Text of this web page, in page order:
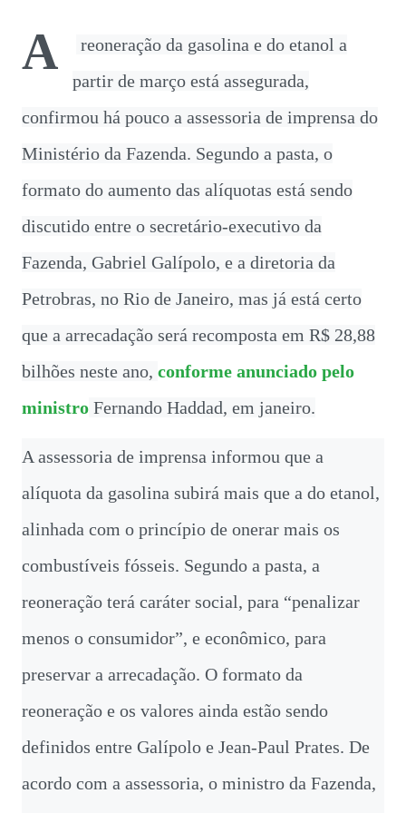
A
reoneração da gasolina e do etanol a
partir de março está assegurada,
confirmou há pouco a assessoria de imprensa do
Ministério da Fazenda. Segundo a pasta, o
formato do aumento das alíquotas está sendo
discutido entre o secretário-executivo da
Fazenda, Gabriel Galípolo, e a diretoria da
Petrobras, no Rio de Janeiro, mas já está certo
que a arrecadação será recomposta em R$ 28,88
bilhões neste ano, conforme anunciado pelo
ministro Fernando Haddad, em janeiro.
A assessoria de imprensa informou que a
alíquota da gasolina subirá mais que a do etanol,
alinhada com o princípio de onerar mais os
combustíveis fósseis. Segundo a pasta, a
reoneração terá caráter social, para “penalizar
menos o consumidor”, e econômico, para
preservar a arrecadação. O formato da
reoneração e os valores ainda estão sendo
definidos entre Galípolo e Jean-Paul Prates. De
acordo com a assessoria, o ministro da Fazenda,